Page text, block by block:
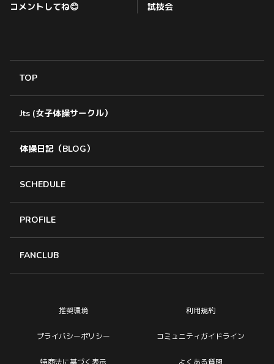
コメントしてね😊 試技会
TOP
Jts (女子体操サークル）
体操日記（BLOG）
SCHEDULE
PROFILE
FANCLUB
推奨環境 利用規約
プライバシーポリシー コミュニティガイドライン